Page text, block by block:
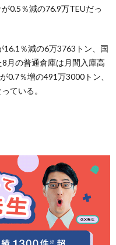
0.5％減の76.9万TEUだっ
％減の6万3763トン、国
月の普通倉庫は月間入庫高
0.7％増の491万3000トン、
ている。